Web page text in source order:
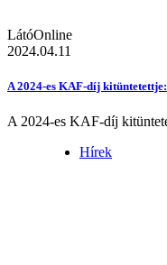
LátóOnline
2024.04.11
A 2024-es KAF-díj
A 2024-es KAF-díj
Hírek